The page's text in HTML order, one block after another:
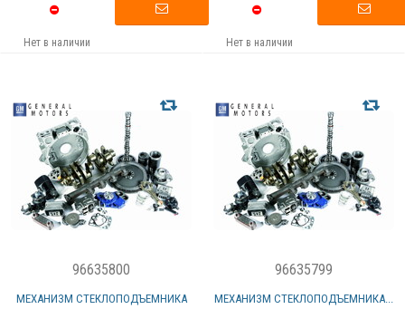
Нет в наличии Нет в наличии
96635800
МЕХАНИЗМ СТЕКЛОПОДЪЕМНИКА
96635799
МЕХАНИЗМ СТЕКЛОПОДЪЕМНИКА...